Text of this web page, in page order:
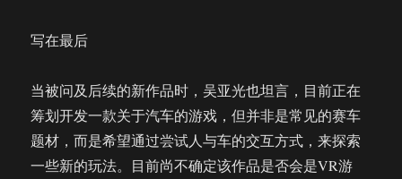
写在最后
当被问及后续的新作品时，吴亚光也坦言，目前正在
筹划开发一款关于汽车的游戏，但并非是常见的赛车
题材，而是希望通过尝试人与车的交互方式，来探索
一些新的玩法。目前尚不确定该作品是否会是VR游